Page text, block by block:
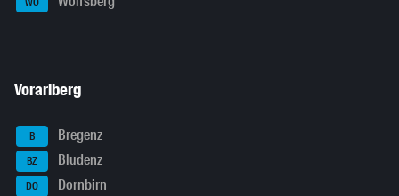
Vorarlberg
B Bregenz
BZ Bludenz
DO Dornbirn